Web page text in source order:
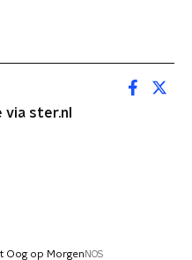
ster.nl
Oog op Morgen NOS